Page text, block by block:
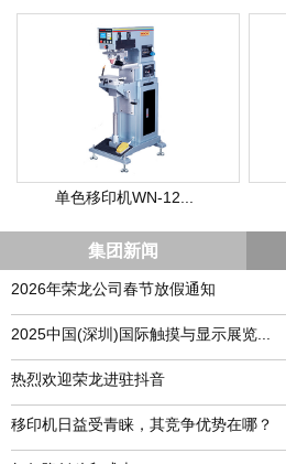
单色移印机WN-12...
集团新闻
2026年荣龙公司春节放假通知
​2025中国(深圳)国际触摸与显示展览...
热烈欢迎荣龙进驻抖音
移印机日益受青睐，其竞争优势在哪？